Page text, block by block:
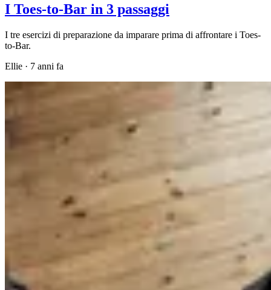
I Toes-to-Bar in 3 passaggi
I tre esercizi di preparazione da imparare prima di affrontare i Toes-
to-Bar.
Ellie · 7 anni fa